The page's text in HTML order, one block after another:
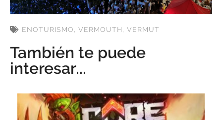
ENOTURISMO, VERMOUTH, VERMUT
También te puede
interesar...